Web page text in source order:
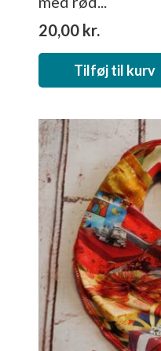
20,00 kr.
Tilføj til kurv